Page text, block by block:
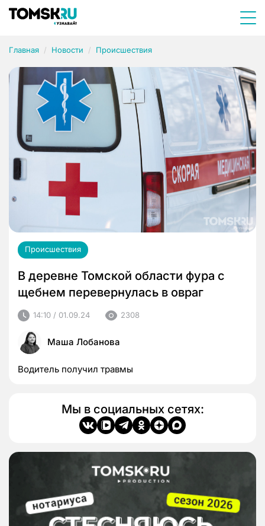
Главная Новости Происшествия
Происшествия
В деревне Томской области фура с
щебнем перевернулась в овраг
14:10 / 01.09.24 2308
Маша Лобанова
Водитель получил травмы
Мы в социальных сетях: